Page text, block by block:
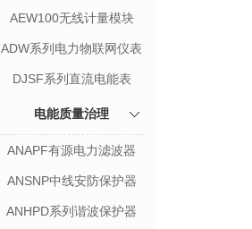
AEW100无线计量模块
ADW系列电力物联网仪表
DJSF系列直流电能表
电能质量治理
ANAPF有源电力滤波器
ANSNP中线安防保护器
ANHPD系列谐波保护器